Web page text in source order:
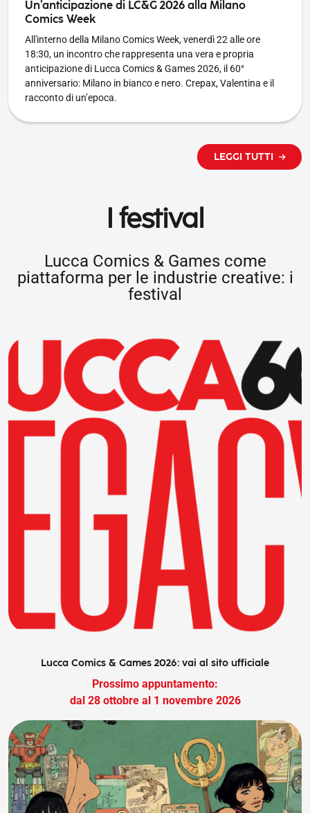
Un’anticipazione di LC&G 2026 alla Milano
Comics Week
All'interno della Milano Comics Week, venerdì 22 alle ore
18:30, un incontro che rappresenta una vera e propria
anticipazione di Lucca Comics & Games 2026, il 60°
anniversario: Milano in bianco e nero. Crepax, Valentina e il
racconto di un’epoca.
LEGGI TUTTI
I festival
Lucca Comics & Games come
piattaforma per le industrie creative: i
festival
Lucca Comics & Games 2026: vai al sito ufficiale
Prossimo appuntamento:
dal 28 ottobre al 1 novembre 2026